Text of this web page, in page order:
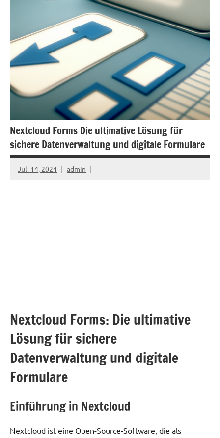
Nextcloud Forms Die ultimative Lösung für
sichere Datenverwaltung und digitale Formulare
Juli 14, 2024 admin
Nextcloud Forms: Die ultimative
Lösung für sichere
Datenverwaltung und digitale
Formulare
Einführung in Nextcloud
Nextcloud ist eine Open-Source-Software, die als